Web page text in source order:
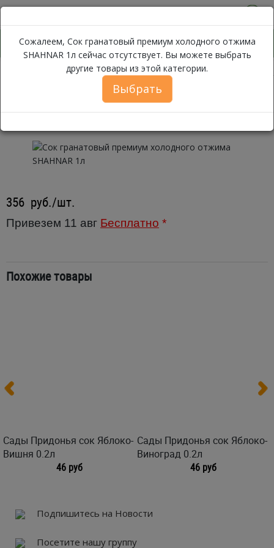
Бакалея Сок, Вода, Напитки Соки
Сожалеем, Сок гранатовый премиум холодного отжима
SHAHNAR 1л сейчас отсутствует. Вы можете выбрать
другие товары из этой категории.
Выбрать
Сок гранатовый премиум
холодного отжима SHAHNAR 1л
356 руб./шт.
Привезем 11 авг Бесплатно *
Похожие товары
Сады Придонья сок Яблоко-
Вишня 0.2л
46 руб
Сады Придонья сок Яблоко-
Виноград 0.2л
46 руб
Подпишитесь на Новости
Посетите нашу группу